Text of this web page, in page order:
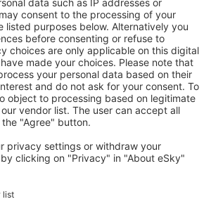
a speciální nabídky pro přihlášené
vašeho gusta
než 1.3 milionu zařízení: hotelů,
hotely uživateli eSky